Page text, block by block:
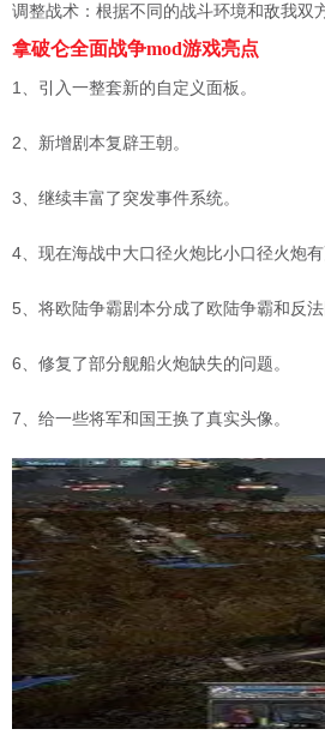
调整战术：根据不同的战斗环境和敌我双
拿破仑全面战争mod游戏亮点
1、引入一整套新的自定义面板。
2、新增剧本复辟王朝。
3、继续丰富了突发事件系统。
4、现在海战中大口径火炮比小口径火炮有
5、将欧陆争霸剧本分成了欧陆争霸和反法
6、修复了部分舰船火炮缺失的问题。
7、给一些将军和国王换了真实头像。